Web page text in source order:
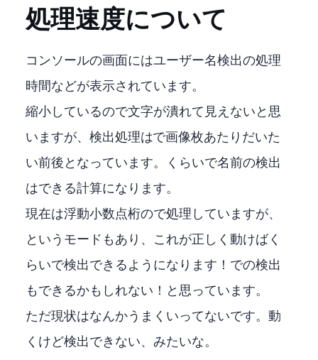
処理速度について
コンソールの画面にはユーザー名検出の処理
時間などが表示されています。
縮小しているので文字が潰れて見えないと思
いますが、検出処理はCUDAで画像1枚あたりだいた
い33ms前後となっています。1000/33=30FPSくらいで名前の検出
はできる計算になります。
現在は浮動小数点32桁のFP32で処理していますが、FP16
というモードもあり、これが正しく動けば25msく
らいで検出できるようになります！1000/25=40FPSでの検出
もできるかもしれない！と思っています。
ただ現状はなんかうまくいってないです。動
くけど検出できない、みたいな。